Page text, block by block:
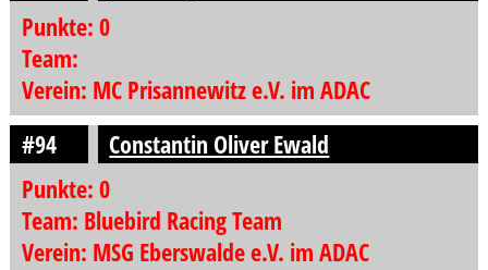
Punkte: 0
Team:
Verein: MC Prisannewitz e.V. im ADAC
#94
Constantin Oliver Ewald
Punkte: 0
Team: Bluebird Racing Team
Verein: MSG Eberswalde e.V. im ADAC